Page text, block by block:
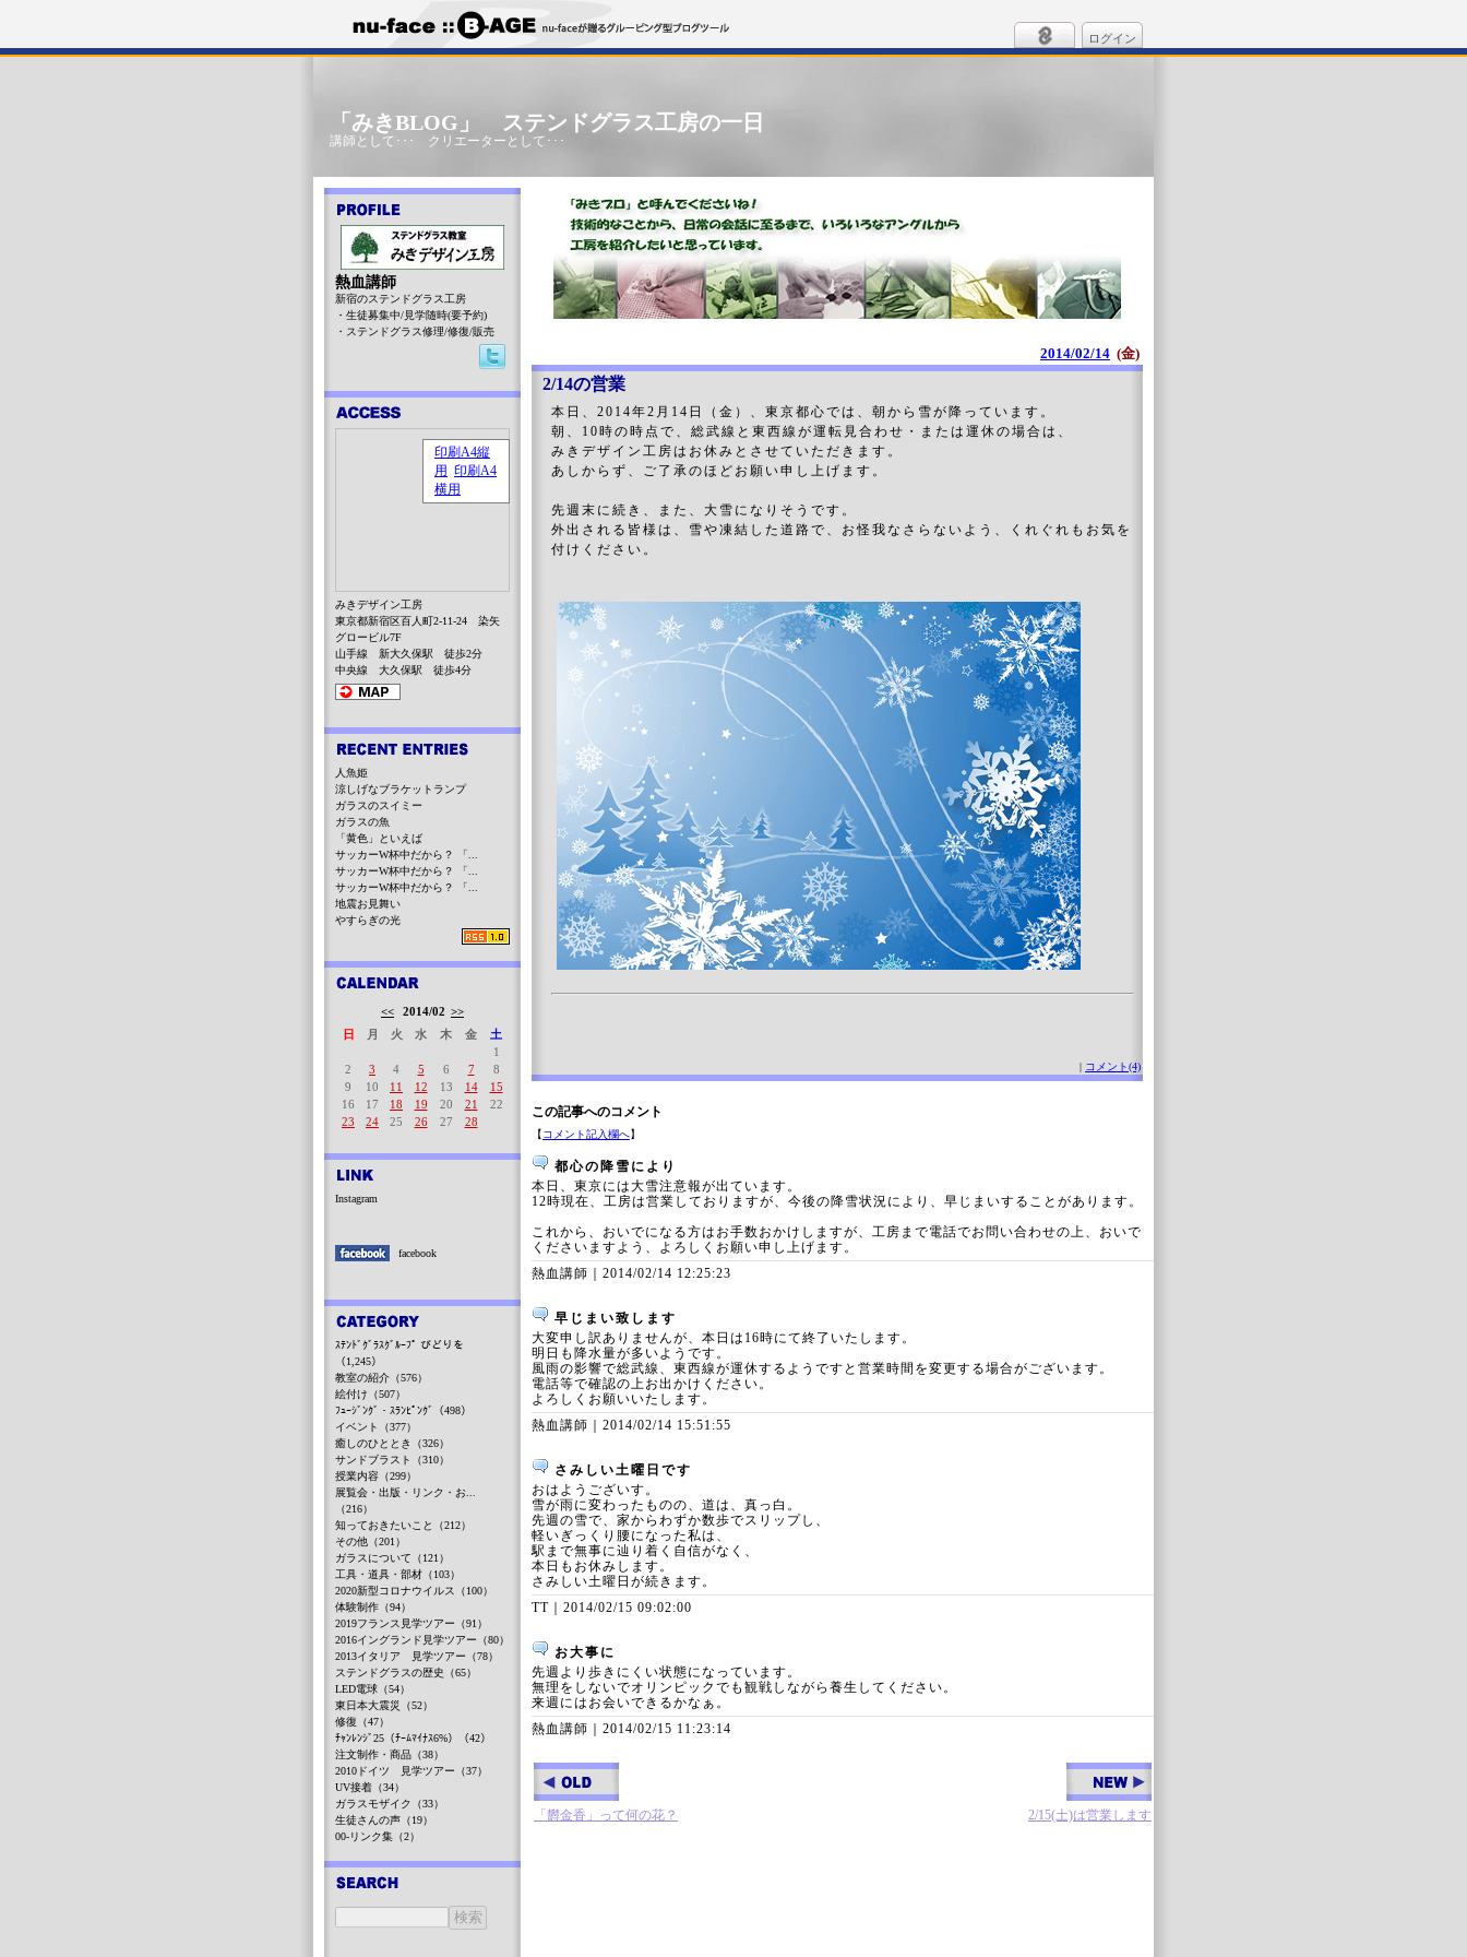
ログイン
「みきBLOG」 ステンドグラス工房の一日
講師として･･･ クリエーターとして･･･
2014/02/14 (金)
2/14の営業
本日、2014年2月14日（金）、東京都心では、朝から雪が降っています。
朝、10時の時点で、総武線と東西線が運転見合わせ・または運休の場合は、
みきデザイン工房はお休みとさせていただきます。
あしからず、ご了承のほどお願い申し上げます。
先週末に続き、また、大雪になりそうです。
外出される皆様は、雪や凍結した道路で、お怪我なさらないよう、くれぐれもお気を
付けください。
| コメント(4)
この記事へのコメント
【コメント記入欄へ】
都心の降雪により
本日、東京には大雪注意報が出ています。
12時現在、工房は営業しておりますが、今後の降雪状況により、早じまいすることがあります。
これから、おいでになる方はお手数おかけしますが、工房まで電話でお問い合わせの上、おいで
くださいますよう、よろしくお願い申し上げます。
熱血講師｜ 2014/02/14 12:25:23
早じまい致します
大変申し訳ありませんが、本日は16時にて終了いたします。
明日も降水量が多いようです。
風雨の影響で総武線、東西線が運休するようですと営業時間を変更する場合がございます。
電話等で確認の上お出かけください。
よろしくお願いいたします。
熱血講師｜ 2014/02/14 15:51:55
さみしい土曜日です
おはようございす。
雪が雨に変わったものの、道は、真っ白。
先週の雪で、家からわずか数歩でスリップし、
軽いぎっくり腰になった私は、
駅まで無事に辿り着く自信がなく、
本日もお休みします。
さみしい土曜日が続きます。
TT｜ 2014/02/15 09:02:00
お大事に
先週より歩きにくい状態になっています。
無理をしないでオリンピックでも観戦しながら養生してください。
来週にはお会いできるかなぁ。
熱血講師｜ 2014/02/15 11:23:14
「欝金香」って何の花？ 2/15(土)は営業します
熱血講師
新宿のステンドグラス工房
・生徒募集中/見学随時(要予約)
・ステンドグラス修理/修復/販売
みきデザイン工房
東京都新宿区百人町2-11-24 染矢
グロービル7F
山手線 新大久保駅 徒歩2分
中央線 大久保駅 徒歩4分
人魚姫
涼しげなブラケットランプ
ガラスのスイミー
ガラスの魚
「黄色」といえば
サッカーW杯中だから？ 「...
サッカーW杯中だから？ 「...
サッカーW杯中だから？ 「...
地震お見舞い
やすらぎの光
<< 2014/02 >>
日
月 火 水 木 金
土
1
2
3 4 5 6 7
8
9
10 11 12 13 14
15
16
17 18 19 20 21
22
23
24 25 26 27 28
Instagram
facebook
ｽﾃﾝﾄﾞｸﾞﾗｽｸﾞﾙｰﾌﾟ びどりを
（1,245）
教室の紹介（576）
絵付け（507）
ﾌｭｰｼﾞﾝｸﾞ・ｽﾗﾝﾋﾟﾝｸﾞ（498）
イベント（377）
癒しのひととき（326）
サンドブラスト（310）
授業内容（299）
展覧会・出版・リンク・お...
（216）
知っておきたいこと（212）
その他（201）
ガラスについて（121）
工具・道具・部材（103）
2020新型コロナウイルス（100）
体験制作（94）
2019フランス見学ツアー（91）
2016イングランド見学ツアー（80）
2013イタリア 見学ツアー（78）
ステンドグラスの歴史（65）
LED電球（54）
東日本大震災（52）
修復（47）
ﾁｬﾝﾚﾝｼﾞ25（ﾁｰﾑﾏｲﾅｽ6%）（42）
注文制作・商品（38）
2010ドイツ 見学ツアー（37）
UV接着（34）
ガラスモザイク（33）
生徒さんの声（19）
00-リンク集（2）